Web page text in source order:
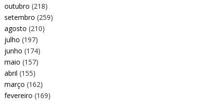
outubro (218)
setembro (259)
agosto (210)
julho (197)
junho (174)
maio (157)
abril (155)
março (162)
fevereiro (169)